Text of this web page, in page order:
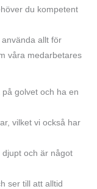
du kompetent
allt för
våra medarbetares
golvet och ha en
vilket vi också har
och är något
ser till att alltid